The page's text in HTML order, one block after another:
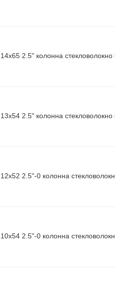
14х65 2.5" колонна
13х54 2.5" колонна
12х52 2.5"-0 колонна
10х54 2.5"-0 колонна